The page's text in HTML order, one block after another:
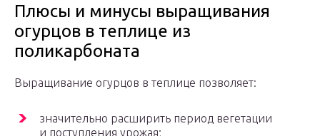
Плюсы и минусы выращивания
огурцов в теплице из
поликарбоната
Выращивание огурцов в теплице позволяет:
значительно расширить период вегетации
и поступления урожая;